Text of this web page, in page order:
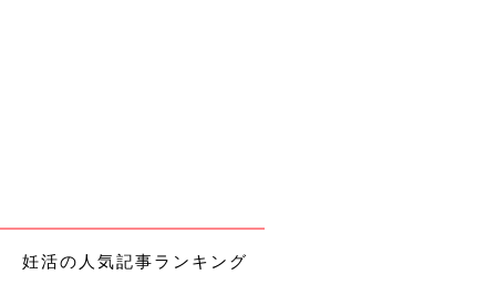
妊活の人気記事ランキング